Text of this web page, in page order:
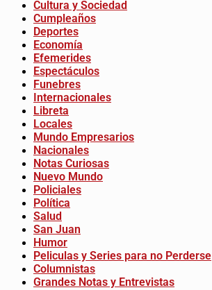
Cultura y Sociedad
Cumpleaños
Deportes
Economía
Efemerides
Espectáculos
Funebres
Internacionales
Libreta
Locales
Mundo Empresarios
Nacionales
Notas Curiosas
Nuevo Mundo
Policiales
Política
Salud
San Juan
Humor
Peliculas y Series para no Perderse
Columnistas
Grandes Notas y Entrevistas